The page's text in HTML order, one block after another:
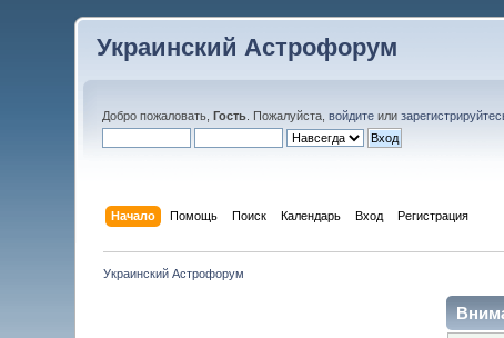
Украинский Астрофорум
Добро пожаловать,Гость . Пожалуйста,войдите или
Начало Помощь Поиск Календарь Вход Регистрация
Украинский Астрофорум